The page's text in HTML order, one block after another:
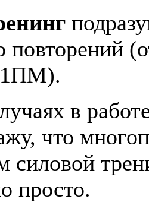
повторений
1ПМ).
в
что
силовой
просто.